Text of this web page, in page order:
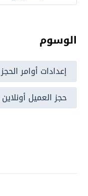
الوسوم
إعدادات أوامر الحجز
حجز العميل أونلاين